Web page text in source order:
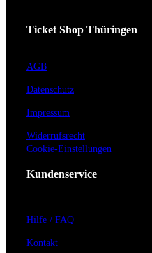
Ticket Shop Thüringen
AGB
Datenschutz
Impressum
Widerrufsrecht
Cookie-Einstellungen
Kundenservice
Hilfe / FAQ
Kontakt